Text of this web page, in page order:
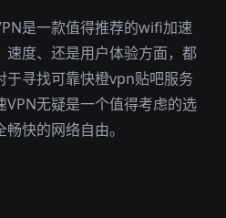
是一款值得推荐的wifi加速
速度、还是用户体验方面，都
于寻找可靠快橙vpn贴吧服务
VPN无疑是一个值得考虑的选
快的网络自由。